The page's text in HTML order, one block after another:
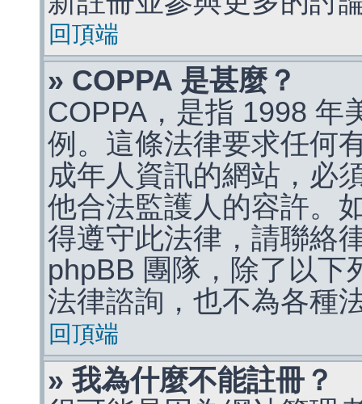
回頂端
» COPPA 是甚麼？
COPPA，是指 1998 年
例。這條法律要求任何
成年人資訊的網站，必
他合法監護人的容許。
得遵守此法律，請聯絡
phpBB 團隊，除了以下
法律諮詢，也不為各種
回頂端
» 我為什麼不能註冊？